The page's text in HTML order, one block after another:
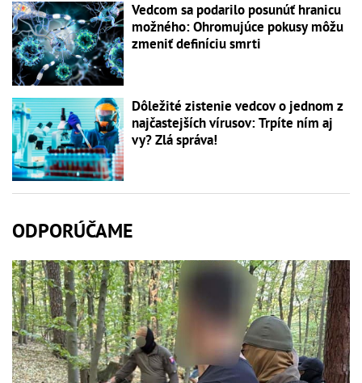
Vedcom sa podarilo posunúť hranicu
možného: Ohromujúce pokusy môžu
zmeniť definíciu smrti
Dôležité zistenie vedcov o jednom z
najčastejších vírusov: Trpíte ním aj
vy? Zlá správa!
ODPORÚČAME